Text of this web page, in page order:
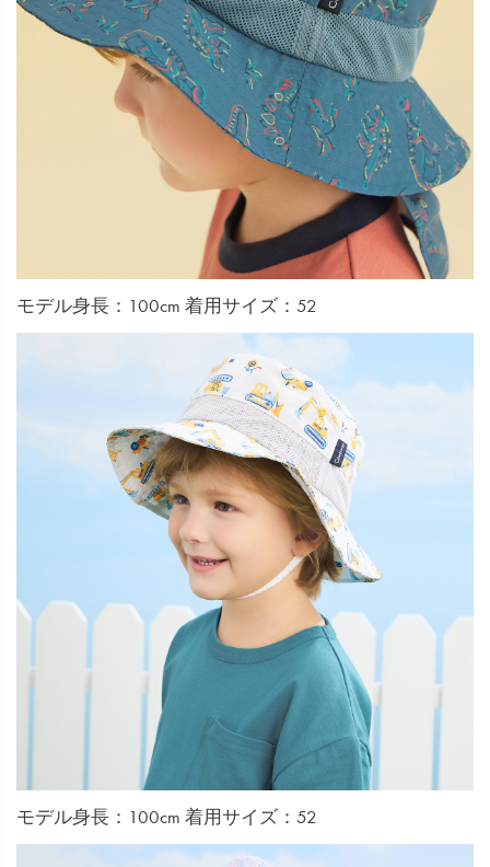
モデル身長：100cm 着用サイズ：52
モデル身長：100cm 着用サイズ：52